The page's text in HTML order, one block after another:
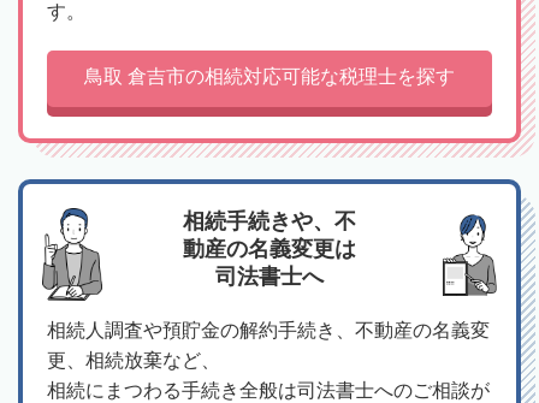
す。
鳥取 倉吉市の相続対応可能な税理士を探す
相続手続きや、不
動産の名義変更は
司法書士へ
相続人調査や預貯金の解約手続き、不動産の名義変
更、相続放棄など、
相続にまつわる手続き全般は司法書士へのご相談が